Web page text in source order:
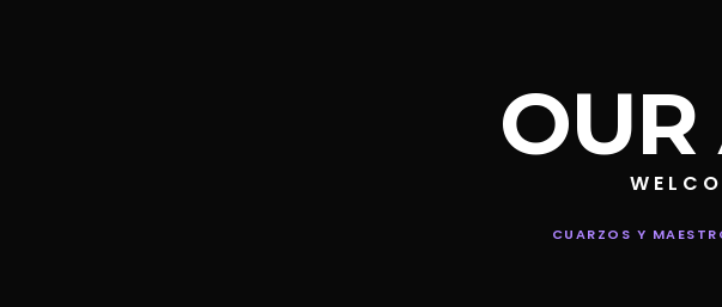
OUR
CUARZOS Y